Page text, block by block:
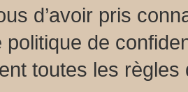
d’avoir pris
politique de
toutes les